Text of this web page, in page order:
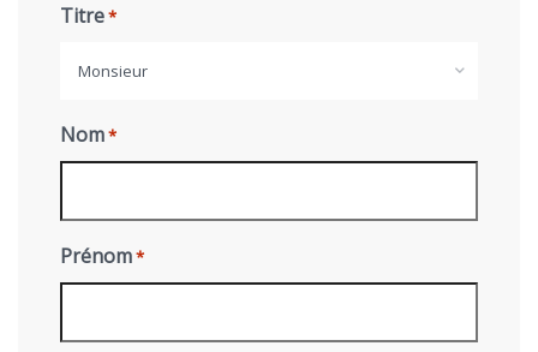
Titre*
Monsieur
Nom*
Prénom*